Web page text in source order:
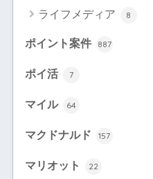
ライフメディア 8
ポイント案件 887
ポイ活 7
マイル 64
マクドナルド 157
マリオット 22